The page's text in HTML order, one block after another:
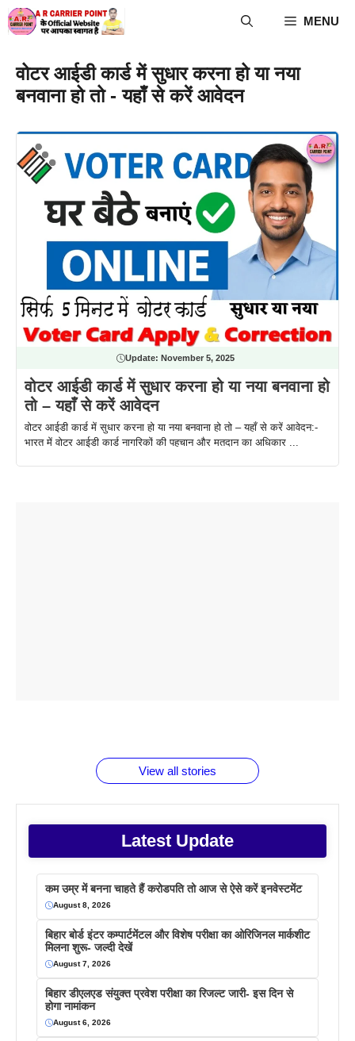
Skip
to
MENU
वोटर आईडी कार्ड में सुधार करना हो या नया
बनवाना हो तो - यहाँ से करें आवेदन
Update: November 5, 2025
वोटर आईडी कार्ड में सुधार करना हो या नया बनवाना हो
तो – यहाँ से करें आवेदन
वोटर आईडी कार्ड में सुधार करना हो या नया बनवाना हो तो – यहाँ से करें आवेदन:-
भारत में वोटर आईडी कार्ड नागरिकों की पहचान और मतदान का अधिकार ...
View all stories
Latest Update
कम उम्र में बनना चाहते हैं करोडपति तो आज से ऐसे करें इनवेस्टमेंट
August 8, 2026
बिहार बोर्ड इंटर कम्पार्टमेंटल और विशेष परीक्षा का ओरिजिनल मार्कशीट
मिलना शुरू- जल्दी देखें
August 7, 2026
बिहार डीएलएड संयुक्त प्रवेश परीक्षा का रिजल्ट जारी- इस दिन से
होगा नामांकन
August 6, 2026